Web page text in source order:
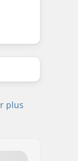
plus